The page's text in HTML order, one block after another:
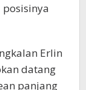
Erlin
datang
panjang